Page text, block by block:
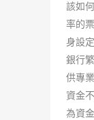
該如
率的
身設
銀行
供專
資金
為資